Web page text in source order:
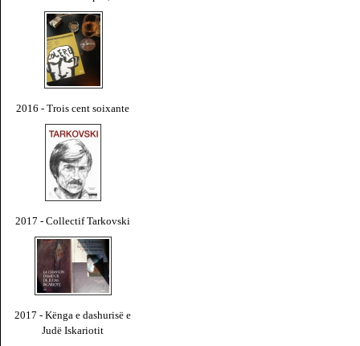
2016 - Trois cent soixante
2017 - Collectif Tarkovski
2017 - Kënga e dashurisë e
Judë Iskariotit